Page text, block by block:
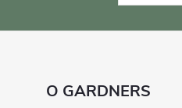
O GARDNERS